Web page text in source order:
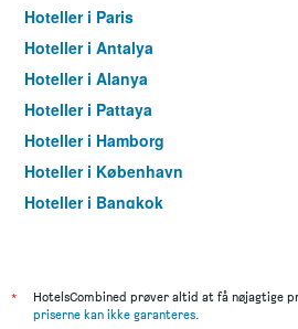
Hoteller i Paris
Hoteller i Antalya
Hoteller i Alanya
Hoteller i Pattaya
Hoteller i Hamborg
Hoteller i København
Hoteller i Bangkok
*
HotelsCombined prøver altid at få nøjagtige
priserne kan ikke garanteres.